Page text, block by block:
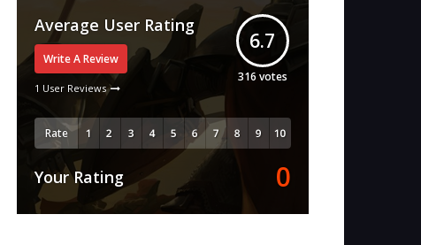
Average User Rating
Write A Review
1 User Reviews
6.7
316 votes
Rate
Your Rating 0